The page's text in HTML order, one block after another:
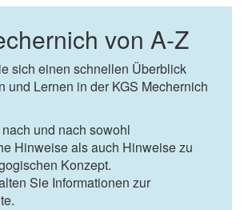
von A-Z
sich einen schnellen Überblick
und Lernen in der KGS Mechernich
und nach sowohl
Hinweise als auch Hinweise zu
Konzept.
Sie Informationen zur